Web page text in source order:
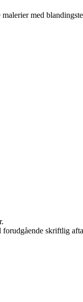
med
forudgående skriftlig